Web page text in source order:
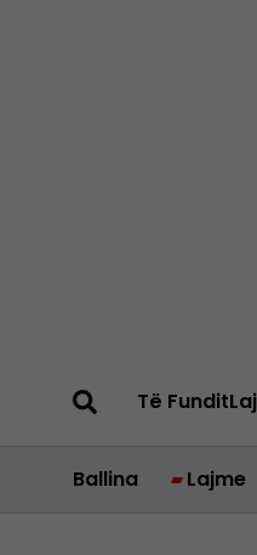
Të Fundit
Ballina Lajme